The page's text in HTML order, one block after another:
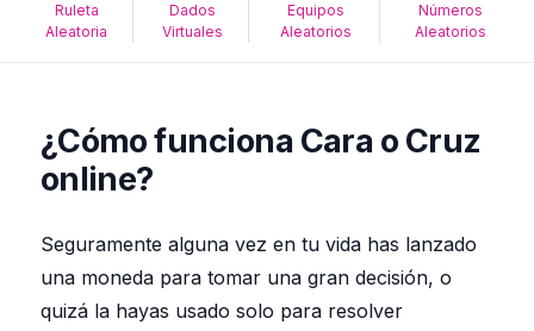
Ruleta
Aleatoria
Dados
Virtuales
Equipos
Aleatorios
Números
Aleatorios
¿Cómo funciona Cara o Cruz
online?
Seguramente alguna vez en tu vida has lanzado
una moneda para tomar una gran decisión, o
quizá la hayas usado solo para resolver